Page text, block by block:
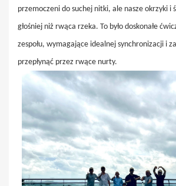
przemoczeni do suchej nitki, ale nasze okrzyki i
głośniej niż rwąca rzeka. To było doskonałe
zespołu, wymagające idealnej synchronizacji i
przepłynąć przez rwące nurty.